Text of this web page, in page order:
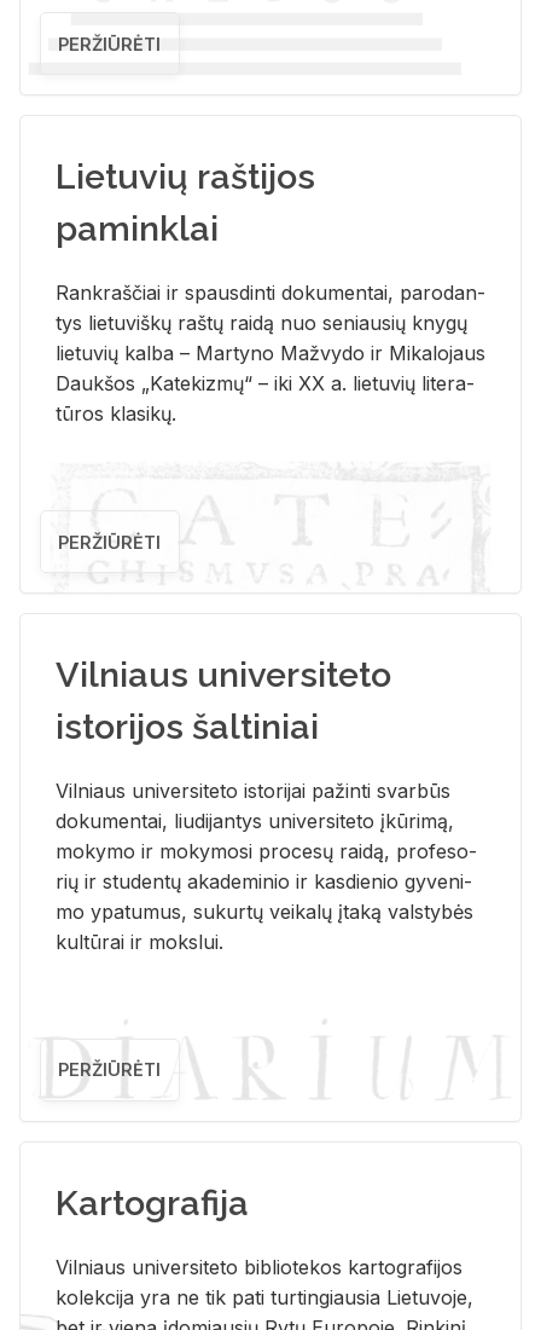
PERŽIŪRĖTI
Lietuvių raštijos
paminklai
Rank­raš­čiai ir spaus­din­ti do­ku­men­tai, pa­ro­dan­
tys lie­tu­viš­kų raš­tų rai­dą nuo se­niau­sių kny­gų
lie­tu­vių kal­ba – Mar­ty­no Ma­žvy­do ir Mi­ka­lo­jaus
Dauk­šos „Ka­te­kiz­mų“ – iki XX a. lie­tu­vių li­te­ra­
tū­ros kla­si­kų.
PERŽIŪRĖTI
Vilniaus universiteto
istorijos šaltiniai
Vil­niaus uni­ver­si­te­to is­to­ri­jai pa­žin­ti svar­būs
do­ku­men­tai, liu­di­jan­tys uni­ver­si­te­to įkū­ri­mą,
mo­ky­mo ir mo­ky­mo­si pro­ce­sų rai­dą, pro­fe­so­
rių ir stu­den­tų aka­de­mi­nio ir kas­die­nio gy­ve­ni­
mo ypa­tu­mus, su­kur­tų vei­ka­lų įta­ką vals­ty­bės
kul­tū­rai ir moks­lui.
PERŽIŪRĖTI
Kartografija
Vil­niaus uni­ver­si­te­to bi­b­lio­te­kos kar­to­gra­fi­jos
ko­lek­ci­ja yra ne tik pati tur­tin­giau­sia Lie­tu­vo­je,